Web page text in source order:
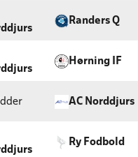
Randers Q
Hørning IF
AC Norddjurs
Ry Fodbold